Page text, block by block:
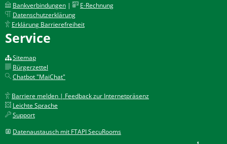
Bankverbindungen |
E-Rechnung
Datenschutzerklärung
Erklärung Barrierefreiheit
Service
Sitemap
Bürgerzettel
Chatbot "MaiChat"
Barriere melden | Feedback zur Internetpräsenz
Leichte Sprache
Support
Datenaustausch mit FTAPI SecuRooms